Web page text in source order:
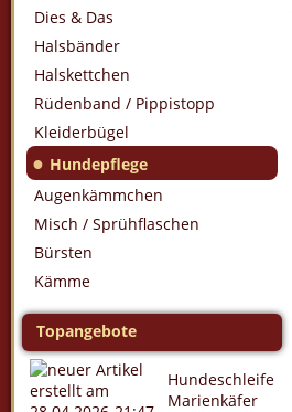
Dies & Das
Halsbänder
Halskettchen
Rüdenband / Pippistopp
Kleiderbügel
● Hundepflege
Augenkämmchen
Misch / Sprühflaschen
Bürsten
Kämme
Topangebote
Hundeschleife
Marienkäfer